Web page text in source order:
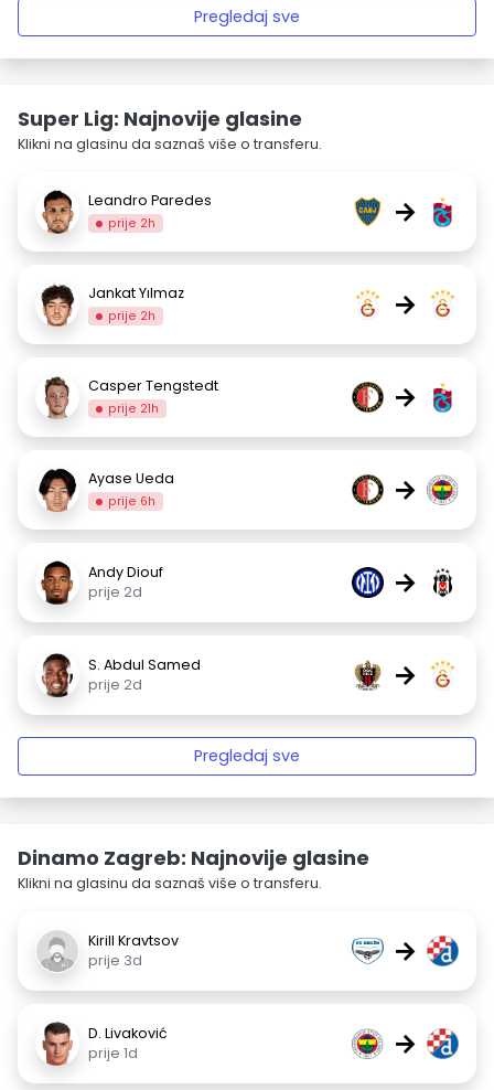
Pregledaj sve
Super Lig: Najnovije glasine
Klikni na glasinu da saznaš više o transferu.
Leandro Paredes
prije 2h →
Jankat Yılmaz
prije 2h →
Casper Tengstedt
prije 21h →
Ayase Ueda
prije 6h →
Andy Diouf
prije 2d
→
S. Abdul Samed
prije 2d
→
Pregledaj sve
Dinamo Zagreb: Najnovije glasine
Klikni na glasinu da saznaš više o transferu.
Kirill Kravtsov
prije 3d
→
D. Livaković
prije 1d
→